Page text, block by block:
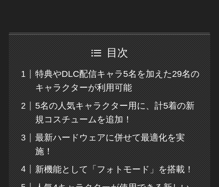
目次
特典やDLC配信キャラ5名を加えた29名の
キャラクターが利用可能
5名の人気キャラクター用に、計5着の新
規コスチュームを追加！
最新ハードウェアに併せて最適化を実
施！
新機能として「フォトモード」を搭載！